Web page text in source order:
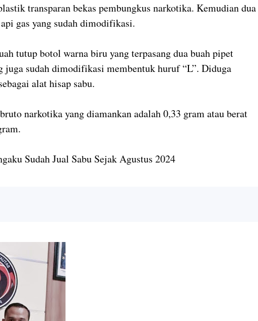
transparan bekas pembungkus narkotika. Kemudian dua
gas yang sudah dimodifikasi.
tutup botol warna biru yang terpasang dua buah pipet
juga sudah dimodifikasi membentuk huruf “L”. Diduga
alat hisap sabu.
narkotika yang diamankan adalah 0,33 gram atau berat
Sudah Jual Sabu Sejak Agustus 2024